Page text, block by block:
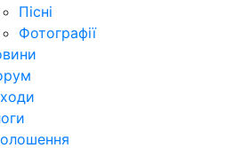
Пісні
Фотографії